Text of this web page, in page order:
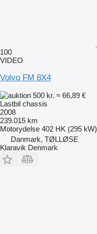
100
VIDEO
Volvo FM 8X4
500 kr. ≈ 66,89 €
Lastbil chassis
2008
239.015 km
Motorydelse 402 HK (295 kW)
Danmark, TØLLØSE
Klaravik Denmark